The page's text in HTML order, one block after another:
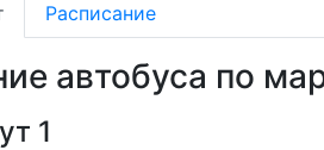
Расписание
автобуса по
1